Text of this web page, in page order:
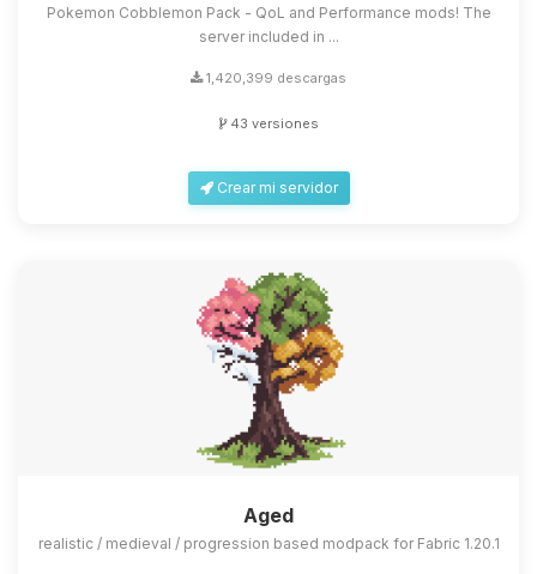
Pokemon Cobblemon Pack - QoL and Performance mods! The
server included in ...
1,420,399 descargas
43 versiones
Crear mi servidor
Aged
realistic / medieval / progression based modpack for Fabric 1.20.1